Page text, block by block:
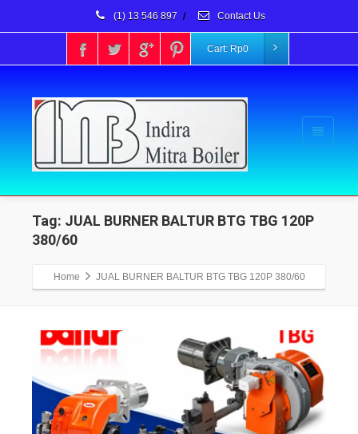
(1) 13 546 897 / Contact Us
Cart: Rp0
Tag: JUAL BURNER BALTUR BTG TBG 120P
380/60
Home JUAL BURNER BALTUR BTG TBG 120P 380/60